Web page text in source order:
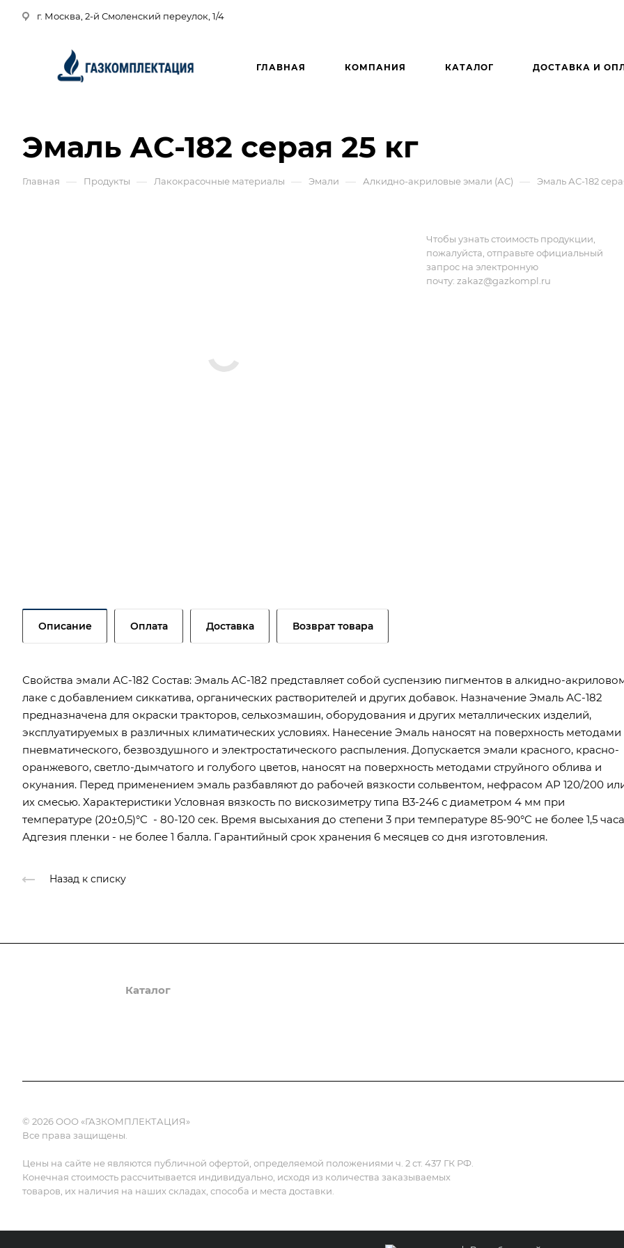
г. Москва, 2-й Смоленский переулок, 1/4
ГЛАВНАЯ КОМПАНИЯ КАТАЛОГ ДОСТАВКА И
Эмаль АС-182 серая 25 кг
Главная — Продукты — Лакокрасочные материалы — Эмали — Алкидно-акриловые эмали (АС) — Эмаль АС-182
Чтобы узнать стоимость продукции,
пожалуйста, отправьте официальный
запрос на электронную
почту: zakaz@gazkompl.ru
Описание Оплата Доставка Возврат товара
Свойства эмали АС-182 Состав: Эмаль АС-182 представляет собой суспензию пигментов в алкидно-
лаке с добавлением сиккатива, органических растворителей и других добавок. Назначение Эмаль АС-182
предназначена для окраски тракторов, сельхозмашин, оборудования и других металлических изделий,
эксплуатируемых в различных климатических условиях. Нанесение Эмаль наносят на поверхность методами
пневматического, безвоздушного и электростатического распыления. Допускается эмали красного, красно-
оранжевого, светло-дымчатого и голубого цветов, наносят на поверхность методами струйного облива и
окунания. Перед применением эмаль разбавляют до рабочей вязкости сольвентом, нефрасом АР 120/200
их смесью. Характеристики Условная вязкость по вискозиметру типа B3-246 с диаметром 4 мм при
температуре (20±0,5)°C - 80-120 сек. Время высыхания до степени 3 при температуре 85-90°C не более 1,5
Адгезия пленки - не более 1 балла. Гарантийный срок хранения 6 месяцев со дня изготовления.
Назад к списку
Каталог
© 2026 ООО «ГАЗКОМПЛЕКТАЦИЯ»
Все права защищены.
Цены на сайте не являются публичной офертой, определяемой положениями ч. 2 ст. 437 ГК РФ.
Конечная стоимость рассчитывается индивидуально, исходя из количества заказываемых
товаров, их наличия на наших складах, способа и места доставки.